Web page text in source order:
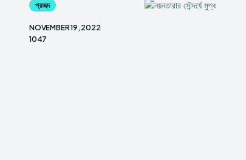
প্রচ্ছদ
NOVEMBER 19, 2022
1047